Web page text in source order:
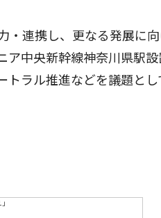
連携し、更なる発展に
中央新幹線神奈川県駅
ラル推進などを議題と